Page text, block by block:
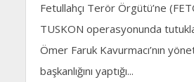
Fetullahçı Terör Örgütü’ne
TUSKON operasyonunda
Ömer Faruk Kavurmacı’nın
başkanlığını yaptığı...